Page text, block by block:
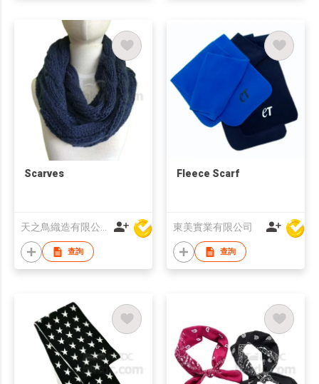
Scarves
查詢
Fleece Scarf
東美實業有限公司
查詢